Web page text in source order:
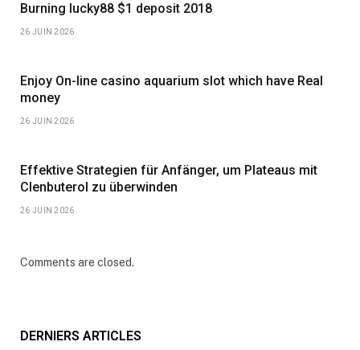
Burning lucky88 $1 deposit 2018
26 JUIN 2026
Enjoy On-line casino aquarium slot which have Real
money
26 JUIN 2026
Effektive Strategien für Anfänger, um Plateaus mit
Clenbuterol zu überwinden
26 JUIN 2026
Comments are closed.
DERNIERS ARTICLES